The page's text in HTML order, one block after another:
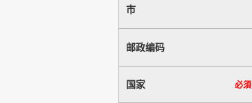
市
邮政编码
国家 必須